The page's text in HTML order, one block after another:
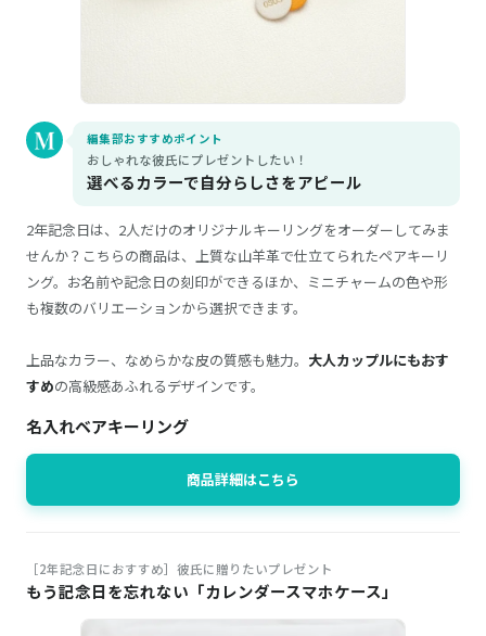
編集部おすすめポイント
おしゃれな彼氏にプレゼントしたい！
選べるカラーで自分らしさをアピール
2年記念日は、2人だけのオリジナルキーリングをオーダーしてみま
せんか？こちらの商品は、上質な山羊革で仕立てられたペアキーリ
ング。お名前や記念日の刻印ができるほか、ミニチャームの色や形
も複数のバリエーションから選択できます。
上品なカラー、なめらかな皮の質感も魅力。 大人カップルにもおす
すめの高級感あふれるデザインです。
名入れベアキーリング
商品詳細はこちら
［2年記念日におすすめ］彼氏に贈りたいプレゼント
もう記念日を忘れない「カレンダースマホケース」